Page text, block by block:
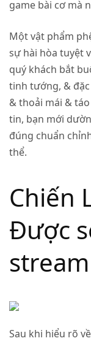
game bài cơ mà
Một vật phẩm
sự hài hòa tuyệt
quý khách bắt
tinh tướng, &
& thoải mái &
tin, bạn mới
đúng chuẩn
thể.
Chiến
Được
stream
Sau khi hiểu rõ